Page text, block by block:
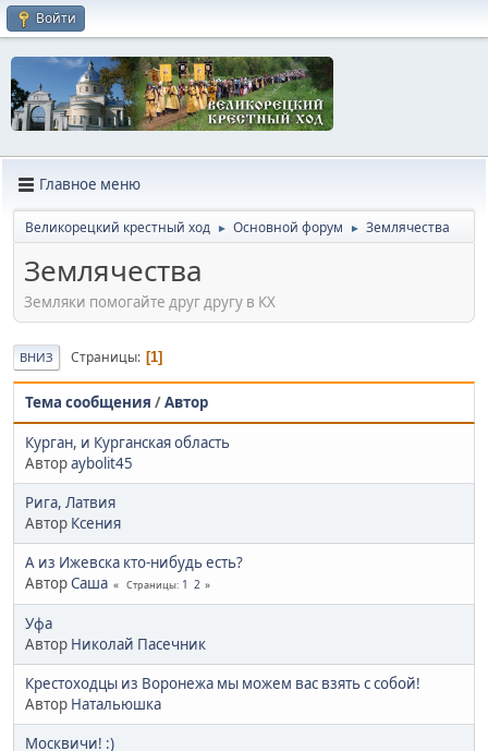
Войти
Главное меню
Великорецкий крестный ход ► Основной форум ► Землячества
Землячества
Земляки помогайте друг другу в КХ
ВНИЗ Страницы 1
Тема сообщения /Автор
Курган, и Курганская область
Авторaybolit45
Рига, Латвия
Автор Ксения
А из Ижевска кто-нибудь есть?
АвторСаша Страницы 1 2
Уфа
Автор Николай Пасечник
Крестоходцы из Воронежа мы можем вас взять с собой!
Автор Натальюшка
Москвичи! :)